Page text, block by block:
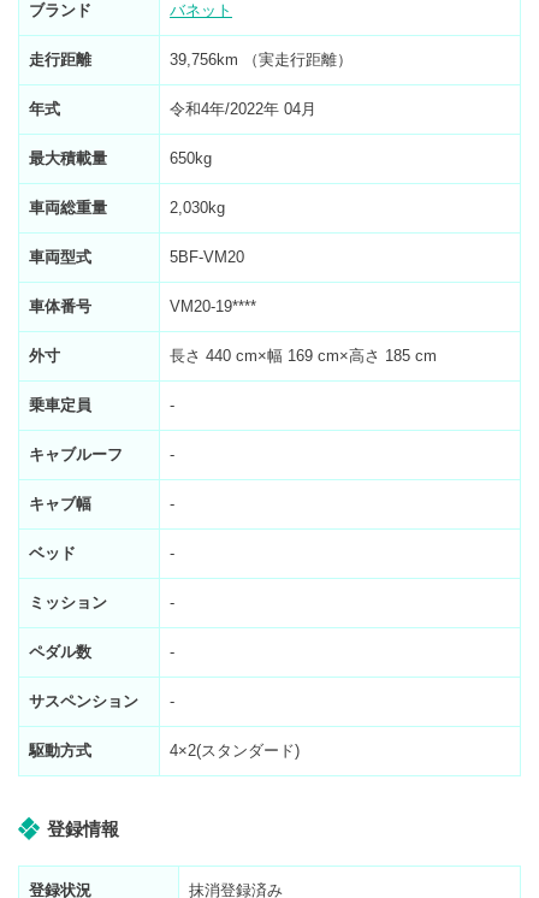
ブランド バネット
走行距離 39,756km （実走行距離）
年式 令和4年/2022年 04月
最大積載量 650kg
車両総重量 2,030kg
車両型式 5BF-VM20
車体番号 VM20-19****
外寸 長さ 440 cm×幅 169 cm×高さ 185 cm
乗車定員 -
キャブルーフ -
キャブ幅 -
ベッド -
ミッション -
ペダル数 -
サスペンション -
駆動方式 4×2(スタンダード)
登録情報
登録状況 抹消登録済み